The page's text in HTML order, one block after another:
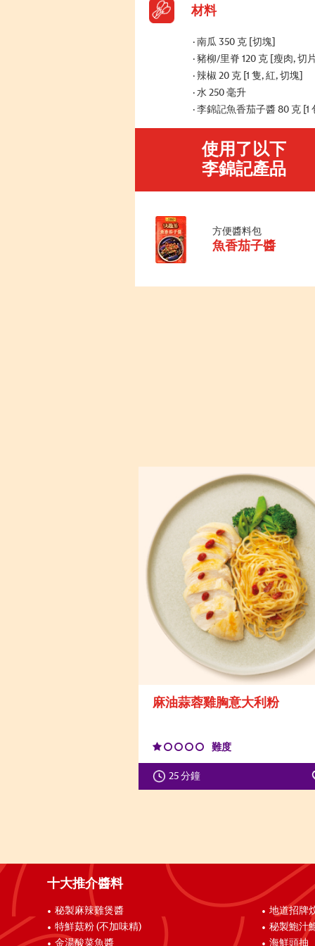
材料
南瓜 350 克 [切塊]
豬柳/里脊 120 克 [瘦肉, 切
辣椒 20 克 [1 隻, 紅, 切塊]
水 250 毫升
李錦記魚香茄子醬 80 克 [1
使用了以下
李錦記產品
方便醬料包
魚香茄子醬
麻油蒜蓉雞胸意大利粉
難度
25 分鐘
十大推介醬料
秘製麻辣雞煲醬
特鮮菇粉 (不加味精)
金湯酸菜魚醬
地道招牌
秘製鮑汁
海鮮頭抽